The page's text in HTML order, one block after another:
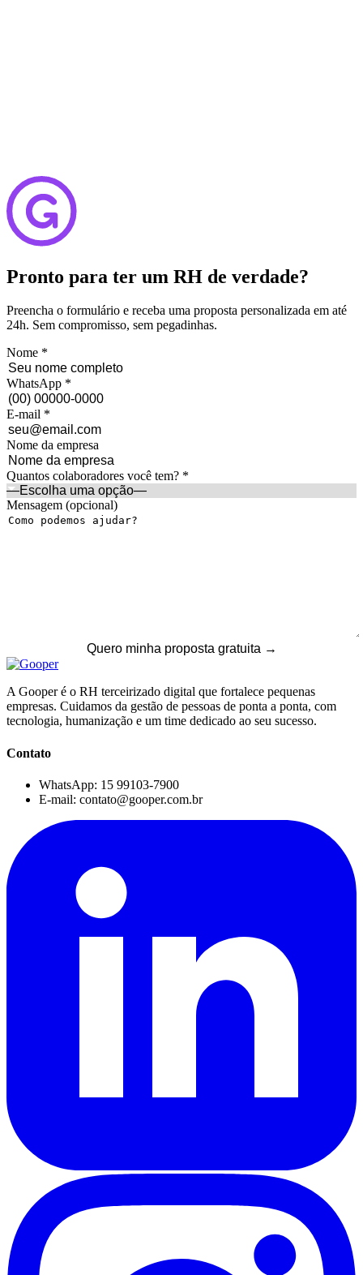
Pronto para ter um RH de verdade?
Preencha o formulário e receba uma proposta personalizada em até
24h. Sem compromisso, sem pegadinhas.
Nome *
WhatsApp *
E-mail *
Nome da empresa
Quantos colaboradores você tem? *
Mensagem (opcional)
A Gooper é o RH terceirizado digital que fortalece pequenas
empresas. Cuidamos da gestão de pessoas de ponta a ponta, com
tecnologia, humanização e um time dedicado ao seu sucesso.
Contato
WhatsApp: 15 99103-7900
E-mail: contato@gooper.com.br